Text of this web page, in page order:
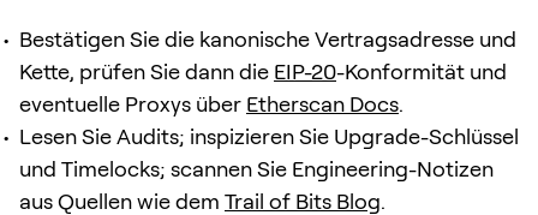
Bestätigen Sie die kanonische Vertragsadresse und
Kette, prüfen Sie dann die EIP-20-Konformität und
eventuelle Proxys über Etherscan Docs.
Lesen Sie Audits; inspizieren Sie Upgrade-Schlüssel
und Timelocks; scannen Sie Engineering-Notizen
aus Quellen wie dem Trail of Bits Blog.